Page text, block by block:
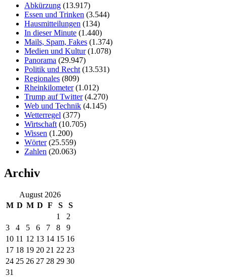
Abkürzung (13.917)
Essen und Trinken (3.544)
Hausmitteilungen (134)
In dieser Minute (1.440)
Mails, Spam, Fakes (1.374)
Medien und Kultur(1.078)
Panorama (29.947)
Politik und Recht (13.531)
Regionales (809)
Rheinkilometer(1.012)
Trump auf Twitter(4.270)
Web und Technik (4.145)
Wetterregel (377)
Wirtschaft (10.705)
Wissen (1.200)
Wörter(25.559)
Zahlen (20.063)
Archiv
August 2026
M D M D F S
S
1
2
3
4 5 6 7 8
9
10 11 12 13 14 15 16
17 18 19 20 21 22 23
24 25 26 27 28 29 30
31